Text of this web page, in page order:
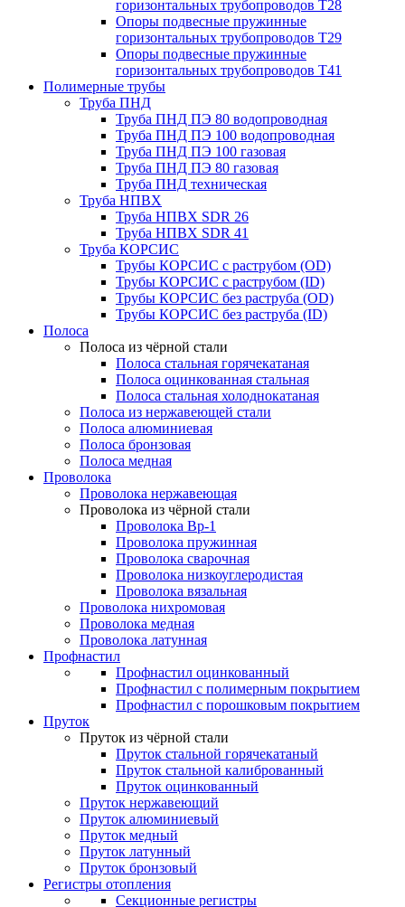
горизонтальных трубопроводов Т28
Опоры подвесные пружинные
горизонтальных трубопроводов Т29
Опоры подвесные пружинные
горизонтальных трубопроводов Т41
Полимерные трубы
Труба ПНД
Труба ПНД ПЭ 80 водопроводная
Труба ПНД ПЭ 100 водопроводная
Труба ПНД ПЭ 100 газовая
Труба ПНД ПЭ 80 газовая
Труба ПНД техническая
Труба НПВХ
Труба НПВХ SDR 26
Труба НПВХ SDR 41
Труба КОРСИС
Трубы КОРСИС с раструбом (OD)
Трубы КОРСИС с раструбом (ID)
Трубы КОРСИС без раструба (OD)
Трубы КОРСИС без раструба (ID)
Полоса
Полоса из чёрной стали
Полоса стальная горячекатаная
Полоса оцинкованная стальная
Полоса стальная холоднокатаная
Полоса из нержавеющей стали
Полоса алюминиевая
Полоса бронзовая
Полоса медная
Проволока
Проволока нержавеющая
Проволока из чёрной стали
Проволока Вр-1
Проволока пружинная
Проволока сварочная
Проволока низкоуглеродистая
Проволока вязальная
Проволока нихромовая
Проволока медная
Проволока латунная
Профнастил
Профнастил оцинкованный
Профнастил с полимерным покрытием
Профнастил с порошковым покрытием
Пруток
Пруток из чёрной стали
Пруток стальной горячекатаный
Пруток стальной калиброванный
Пруток оцинкованный
Пруток нержавеющий
Пруток алюминиевый
Пруток медный
Пруток латунный
Пруток бронзовый
Регистры отопления
Секционные регистры